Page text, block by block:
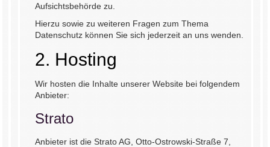
Aufsichtsbehörde zu.
Hierzu sowie zu weiteren Fragen zum Thema
Datenschutz können Sie sich jederzeit an uns wenden.
2. Hosting
Wir hosten die Inhalte unserer Website bei folgendem
Anbieter:
Strato
Anbieter ist die Strato AG, Otto-Ostrowski-Straße 7,